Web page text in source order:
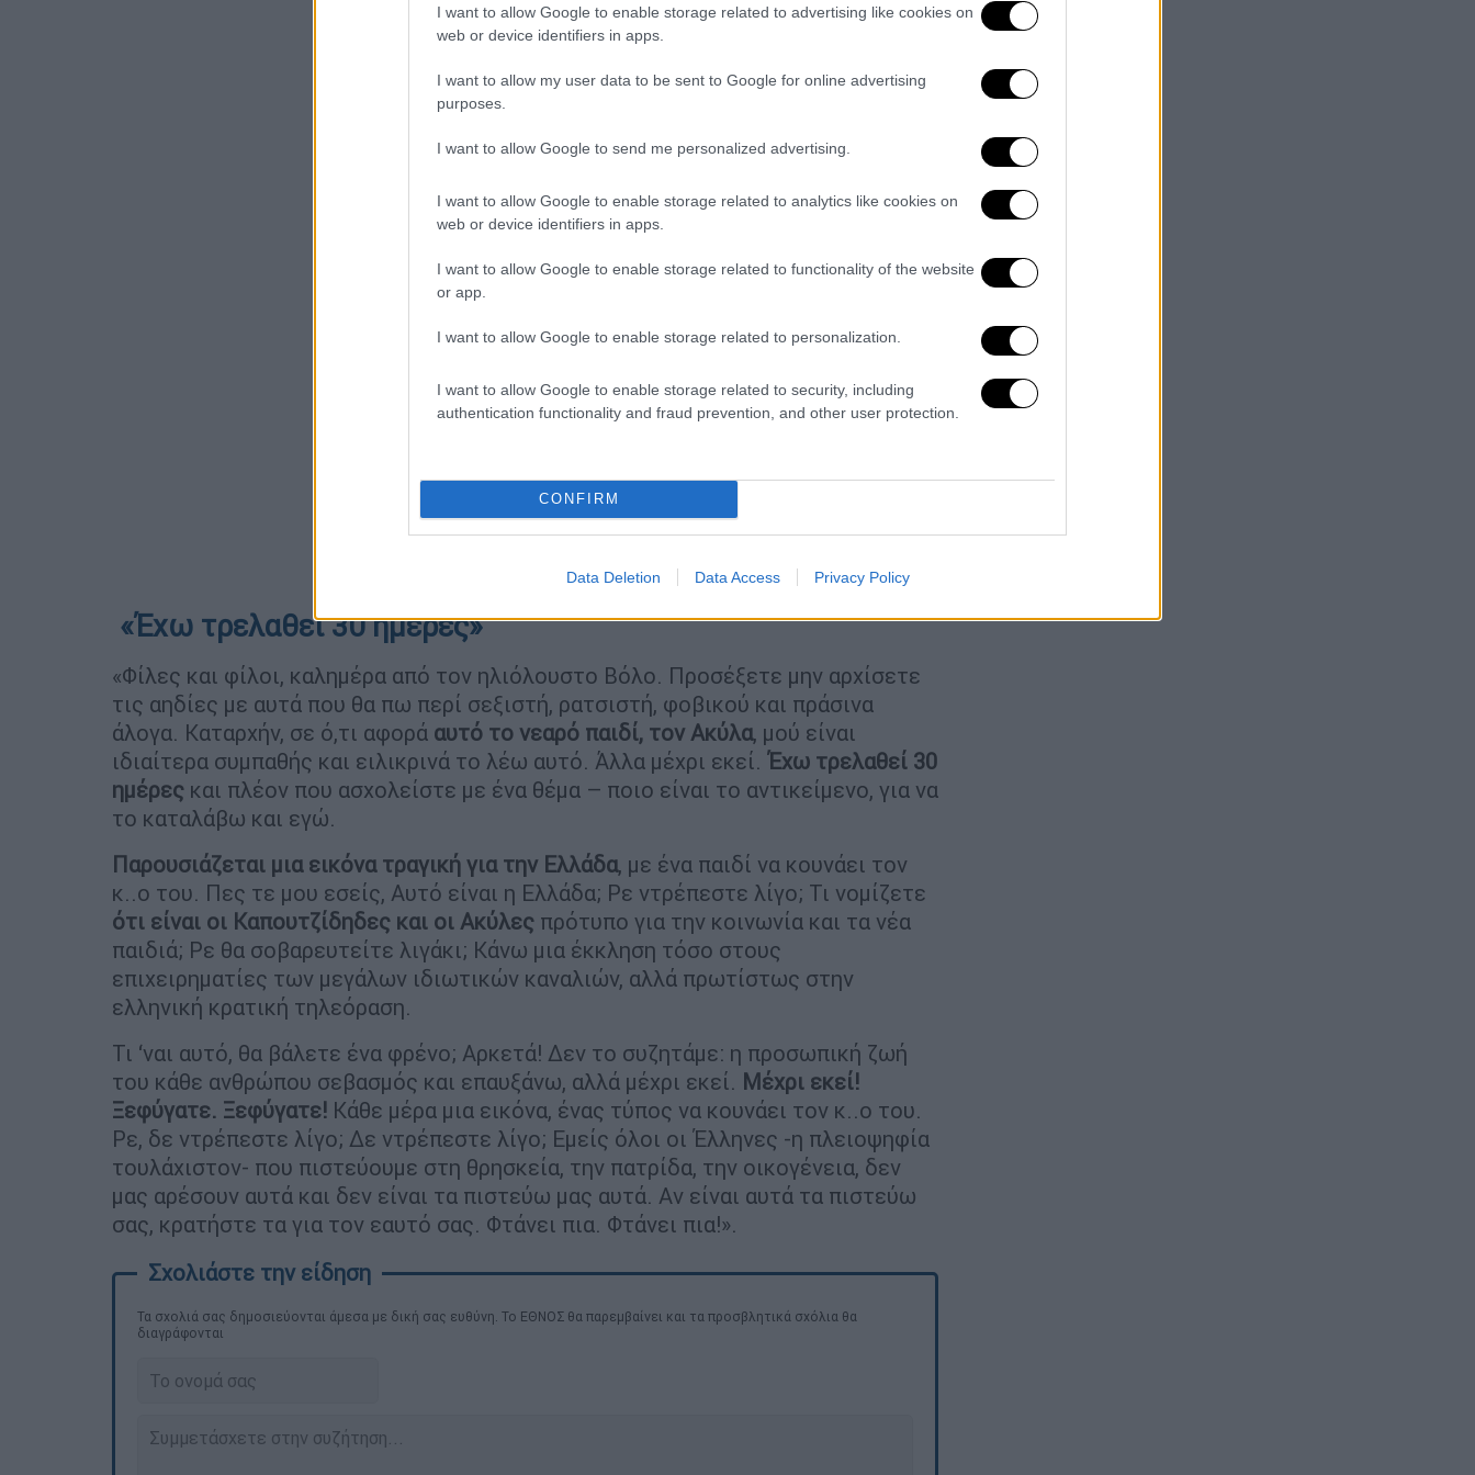
I want to allow Google to enable storage related to advertising like cookies on
web or device identifiers in apps.
I want to allow my user data to be sent to Google for online advertising
purposes.
I want to allow Google to send me personalized advertising.
I want to allow Google to enable storage related to analytics like cookies on
web or device identifiers in apps.
I want to allow Google to enable storage related to functionality of the website
or app.
I want to allow Google to enable storage related to personalization.
I want to allow Google to enable storage related to security, including
authentication functionality and fraud prevention, and other user protection.
CONFIRM
Data Deletion Data Access Privacy Policy
«Έχω τρελαθεί 30 ημέρες»
«Φίλες και φίλοι, καλημέρα από τον ηλιόλουστο Βόλο. Προσέξετε μην αρχίσετε
τις αηδίες με αυτά που θα πω περί σεξιστή, ρατσιστή, φοβικού και πράσινα
άλογα. Καταρχήν, σε ό,τι αφορά αυτό το νεαρό παιδί, τον Ακύλα, μού είναι
ιδιαίτερα συμπαθής και ειλικρινά το λέω αυτό. Άλλα μέχρι εκεί. Έχω τρελαθεί 30
ημέρες και πλέον που ασχολείστε με ένα θέμα – ποιο είναι το αντικείμενο, για να
το καταλάβω και εγώ.
Παρουσιάζεται μια εικόνα τραγική για την Ελλάδα, με ένα παιδί να κουνάει τον
κ..ο του. Πες τε μου εσείς, Αυτό είναι η Ελλάδα; Ρε ντρέπεστε λίγο; Τι νομίζετε
ότι είναι οι Καπουτζίδηδες και οι Ακύλες πρότυπο για την κοινωνία και τα νέα
παιδιά; Ρε θα σοβαρευτείτε λιγάκι; Κάνω μια έκκληση τόσο στους
επιχειρηματίες των μεγάλων ιδιωτικών καναλιών, αλλά πρωτίστως στην
ελληνική κρατική τηλεόραση.
Τι ‘ναι αυτό, θα βάλετε ένα φρένο; Αρκετά! Δεν το συζητάμε: η προσωπική ζωή
του κάθε ανθρώπου σεβασμός και επαυξάνω, αλλά μέχρι εκεί. Μέχρι εκεί!
Ξεφύγατε. Ξεφύγατε! Κάθε μέρα μια εικόνα, ένας τύπος να κουνάει τον κ..ο του.
Ρε, δε ντρέπεστε λίγο; Δε ντρέπεστε λίγο; Εμείς όλοι οι Έλληνες -η πλειοψηφία
τουλάχιστον- που πιστεύουμε στη θρησκεία, την πατρίδα, την οικογένεια, δεν
μας αρέσουν αυτά και δεν είναι τα πιστεύω μας αυτά. Αν είναι αυτά τα πιστεύω
σας, κρατήστε τα για τον εαυτό σας. Φτάνει πια. Φτάνει πια!».
Τα σχολιά σας δημοσιεύονται άμεσα με δική σας ευθύνη. Το ΕΘΝΟΣ θα παρεμβαίνει και τα προσβλητικά σχόλια θα
διαγράφονται